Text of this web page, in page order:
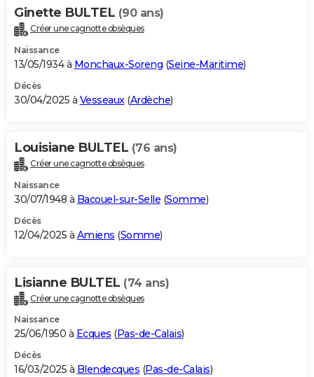
Ginette BULTEL (90 ans)
Créer une cagnotte obsèques
Naissance
13/05/1934 à Monchaux-Soreng (Seine-Maritime)
Décès
30/04/2025 à Vesseaux(Ardèche)
Louisiane BULTEL (76 ans)
Créer une cagnotte obsèques
Naissance
30/07/1948 à Bacouel-sur-Selle (Somme)
Décès
12/04/2025 à Amiens (Somme)
Lisianne BULTEL (74 ans)
Créer une cagnotte obsèques
Naissance
25/06/1950 à Ecques (Pas-de-Calais)
Décès
16/03/2025 à Blendecques (Pas-de-Calais)